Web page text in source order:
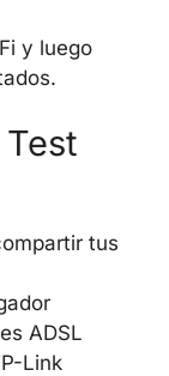
y luego
tus
ADSL
Link